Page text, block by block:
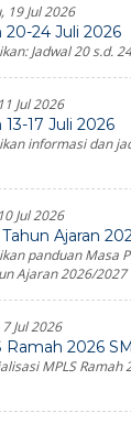
19 Jul 2026
20-24 Juli 2026
Jadwal 20 s.d.
Jul 2026
17 Juli 2026
informasi dan
Jul 2026
Ajaran
panduan Masa
Ajaran 2026/
Jul 2026
Ramah 2026
MPLS Ramah